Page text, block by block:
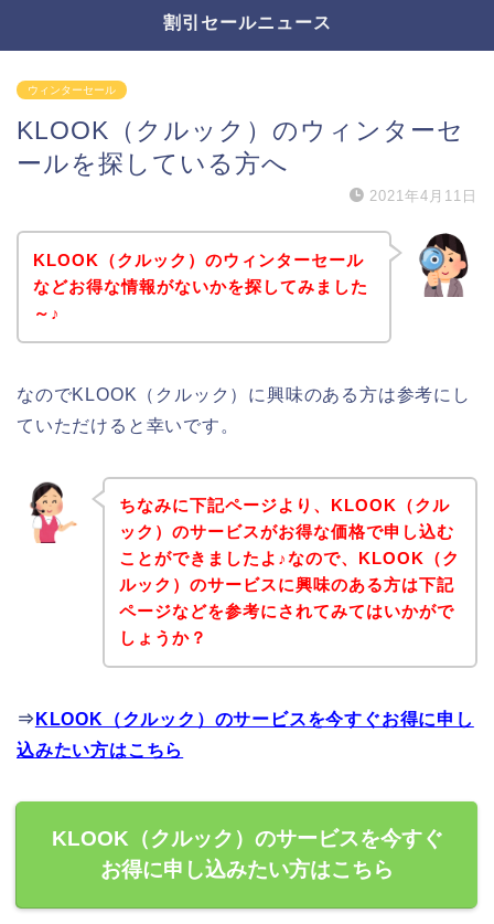
割引セールニュース
ウィンターセール
KLOOK（クルック）のウィンターセ
ールを探している方へ
2021年4月11日
KLOOK（クルック）のウィンターセール
などお得な情報がないかを探してみました
～♪
なのでKLOOK（クルック）に興味のある方は参考にし
ていただけると幸いです。
ちなみに下記ページより、KLOOK（クル
ック）のサービスがお得な価格で申し込む
ことができましたよ♪なので、KLOOK（ク
ルック）のサービスに興味のある方は下記
ページなどを参考にされてみてはいかがで
しょうか？
⇒ KLOOK（クルック）のサービスを今すぐお得に申し
込みたい方はこちら
KLOOK（クルック）のサービスを今すぐ
お得に申し込みたい方はこちら